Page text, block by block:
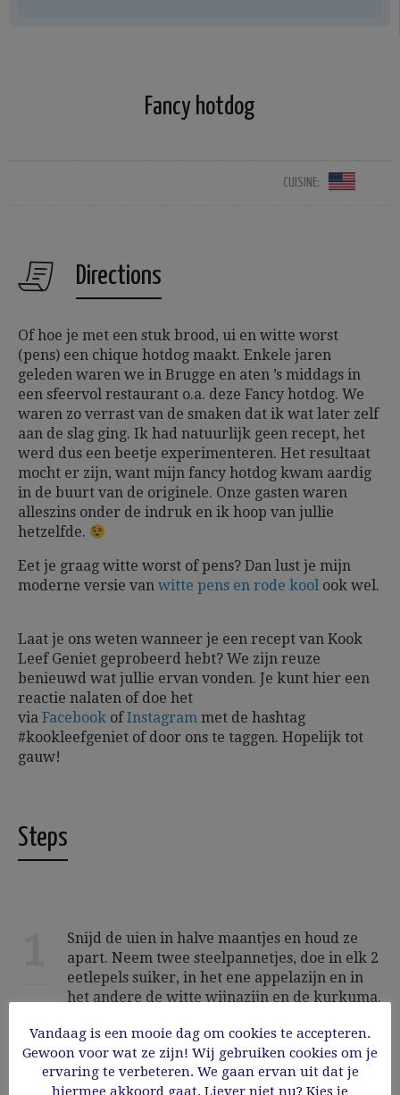
Fancy hotdog
CUISINE:
Directions
Of hoe je met een stuk brood, ui en witte worst
(pens) een chique hotdog maakt. Enkele jaren
geleden waren we in Brugge en aten ’s middags in
een sfeervol restaurant o.a. deze Fancy hotdog. We
waren zo verrast van de smaken dat ik wat later zelf
aan de slag ging. Ik had natuurlijk geen recept, het
werd dus een beetje experimenteren. Het resultaat
mocht er zijn, want mijn fancy hotdog kwam aardig
in de buurt van de originele. Onze gasten waren
alleszins onder de indruk en ik hoop van jullie
hetzelfde.
Eet je graag witte worst of pens? Dan lust je mijn
moderne versie van witte pens en rode kool ook wel.
Laat je ons weten wanneer je een recept van Kook
Leef Geniet geprobeerd hebt? We zijn reuze
benieuwd wat jullie ervan vonden. Je kunt hier een
reactie nalaten of doe het
via Facebook ofInstagram met de hashtag
#kookleefgeniet of door ons te taggen. Hopelijk tot
gauw!
Steps
Snijd de uien in halve maantjes en houd ze
apart. Neem twee steelpannetjes, doe in elk 2
eetlepels suiker, in het ene appelazijn en in
het andere de witte wijnazijn en de kurkuma.
nemen. Voeg in elk pannetje een kopje water
toe. Doe de witte ui bij het kurkuma mengsel
en de rode ui in het pannetje met appelazijn.
Vandaag is een mooie dag om cookies te accepteren.
Gewoon voor wat ze zijn! Wij gebruiken cookies om je
ervaring te verbeteren. We gaan ervan uit dat je
hiermee akkoord gaat. Liever niet nu? Kies je